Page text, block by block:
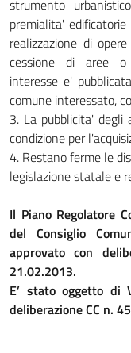
strumento
premialita'
realizzazione di
cessione di aree
interesse e'
comune interessato,
3. La pubblicita'
condizione per
4. Restano ferme le
legislazione statale e
Il Piano Regolatore
del Consiglio
approvato con
21.02.2013.
E’ stato oggetto di
deliberazione CC n.